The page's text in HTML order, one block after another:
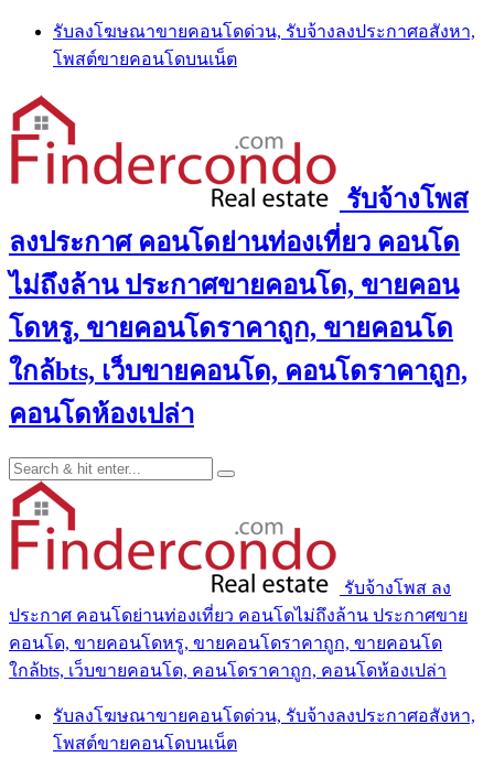
Skip
content
รับลงโฆษณาขายคอนโดด่วน, รับจ้างลงประกาศอสังหา,
โพสต์ขายคอนโดบนเน็ต
รับจ้างโพส
ลงประกาศ คอนโดย่านท่องเที่ยว คอนโด
ไม่ถึงล้าน ประกาศขายคอนโด, ขายคอน
โดหรู, ขายคอนโดราคาถูก, ขายคอนโด
ใกล้bts, เว็บขายคอนโด, คอนโดราคาถูก,
คอนโดห้องเปล่า
รับจ้างโพส ลง
ประกาศ คอนโดย่านท่องเที่ยว คอนโดไม่ถึงล้าน ประกาศขาย
คอนโด, ขายคอนโดหรู, ขายคอนโดราคาถูก, ขายคอนโด
ใกล้bts, เว็บขายคอนโด, คอนโดราคาถูก, คอนโดห้องเปล่า
รับลงโฆษณาขายคอนโดด่วน, รับจ้างลงประกาศอสังหา,
โพสต์ขายคอนโดบนเน็ต